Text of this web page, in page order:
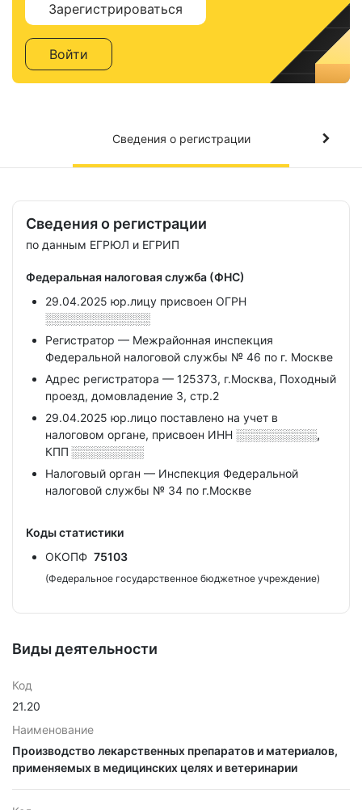
Зарегистрироваться
Войти
Сведения о регистрации
Сведения о регистрации
по данным ЕГРЮЛ и ЕГРИП
Федеральная налоговая служба (ФНС)
29.04.2025 юр.лицу присвоен ОГРН
░░░░░░░░░░░░░
Регистратор — Межрайонная инспекция
Федеральной налоговой службы № 46 по г. Москве
Адрес регистратора — 125373, г.Москва, Походный
проезд, домовладение 3, стр.2
29.04.2025 юр.лицо поставлено на учет в
налоговом органе, присвоен ИНН ░░░░░░░░░░,
КПП ░░░░░░░░░
Налоговый орган — Инспекция Федеральной
налоговой службы № 34 по г.Москве
Коды статистики
ОКОПФ 75103
(Федеральное государственное бюджетное учреждение)
Виды деятельности
Код
21.20
Наименование
Производство лекарственных препаратов и материалов,
применяемых в медицинских целях и ветеринарии